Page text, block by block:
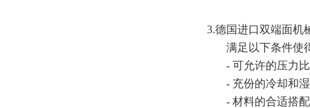
3.德国进口双端面机
满足以下条件使
- 可允许的压力
- 充份的冷却和
- 材料的合适搭配